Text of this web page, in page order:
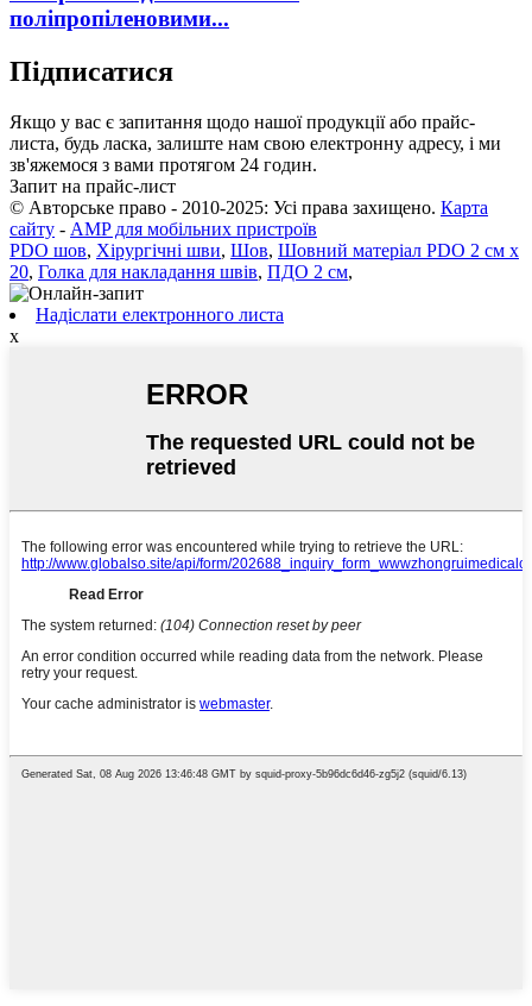
поліпропіленовими...
Підписатися
Якщо у вас є запитання щодо нашої продукції або прайс-
листа, будь ласка, залиште нам свою електронну адресу, і ми
зв'яжемося з вами протягом 24 годин.
Запит на прайс-лист
© Авторське право - 2010-2025: Усі права захищено. Карта
сайту - AMP для мобільних пристроїв
PDO шов, Хірургічні шви, Шов, Шовний матеріал PDO 2 см x
20, Голка для накладання швів, ПДО 2 см,
Надіслати електронного листа
x